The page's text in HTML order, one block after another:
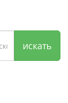
искать